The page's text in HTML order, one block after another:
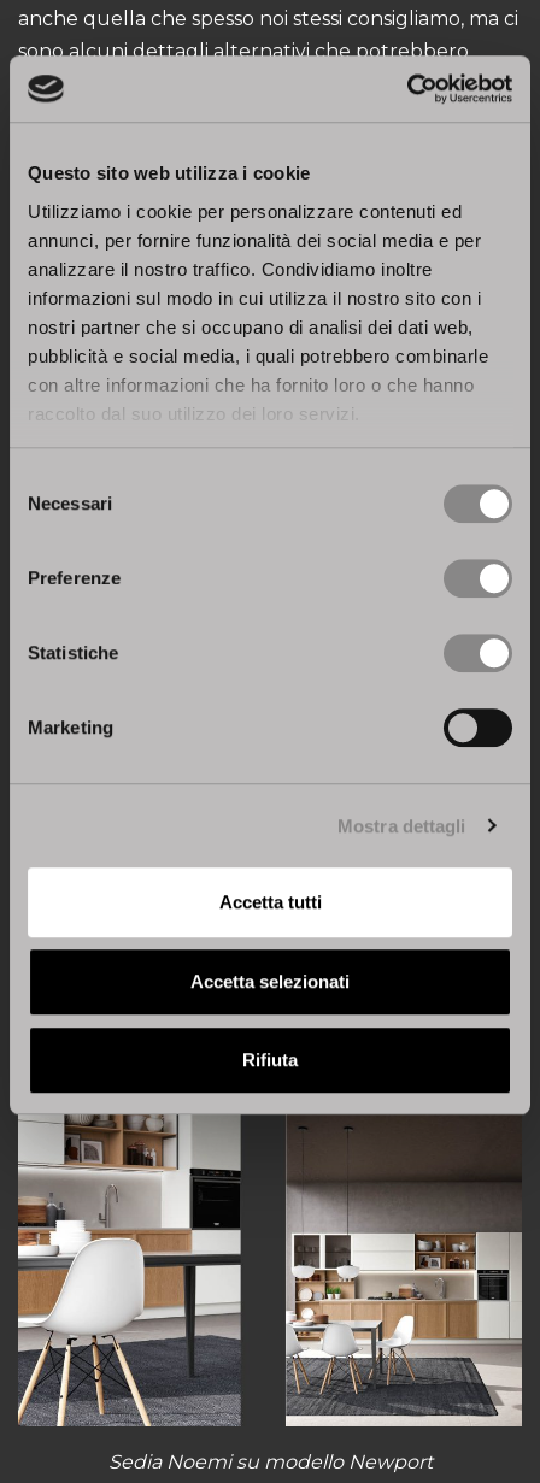
Questo sito web utilizza i cookie
Utilizziamo i cookie per personalizzare contenuti ed
annunci, per fornire funzionalità dei social media e per
analizzare il nostro traffico. Condividiamo inoltre
informazioni sul modo in cui utilizza il nostro sito con i
nostri partner che si occupano di analisi dei dati web,
pubblicità e social media, i quali potrebbero combinarle
con altre informazioni che ha fornito loro o che hanno
raccolto dal suo utilizzo dei loro servizi.
delNecessari
Preferenze
Statistiche
Marketing
Mostra dettagli
Accetta tutti
Accetta selezionati
Rifiuta
anche quella che spesso noi stessi consigliamo, ma ci
sono alcuni dettagli alternativi che potrebbero
rendere un po’ più frizzante l’ambiente. Vediamole
insieme.
Lasedia Kendyè caratterizzata da fusto e seduta in
faggio (disponibile in bianco o nero). Si adatta
perfettamente sia ad una cucina classica, sia ad una
cucina dallo stile un po’ più ricercato, come ad
esempio lo shabby chic. Linee morbide e minimal
consentono di restituire un tocco di modernità
anche in un ambiente tradizionale.
modello Newport– Stosa Cucine
Anche lasedia Noemiha una tradizionalità molto
ricercata e mai scontata. Il faggio è il materiale con
cui è stata realizzata la struttura delle gambe,
mentre il fusto è in metallo e la seduta in
Sedia Noemi su modello Newport